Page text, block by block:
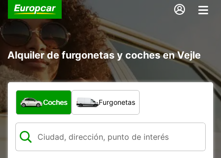
Alquiler de furgonetas y coches en Vejle
¿Qué tipo de vehículo?
Coches Furgonetas